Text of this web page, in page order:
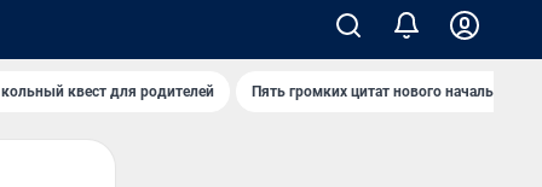
квест для родителей Пять громких цитат нового начальника